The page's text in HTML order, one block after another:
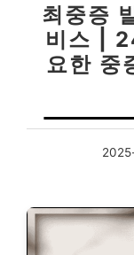
최중증
비스 |
요한 중